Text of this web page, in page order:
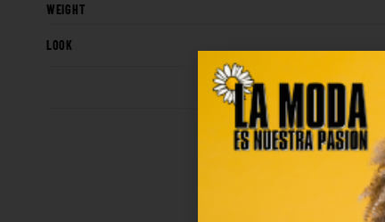
WEIGHT
LOOK